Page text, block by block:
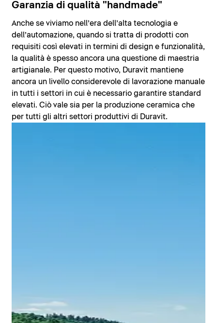
Garanzia di qualità "handmade"
Anche se viviamo nell’era dell’alta tecnologia e
dell’automazione, quando si tratta di prodotti con
requisiti così elevati in termini di design e funzionalità,
la qualità è spesso ancora una questione di maestria
artigianale. Per questo motivo, Duravit mantiene
ancora un livello considerevole di lavorazione manuale
in tutti i settori in cui è necessario garantire standard
elevati. Ciò vale sia per la produzione ceramica che
per tutti gli altri settori produttivi di Duravit.